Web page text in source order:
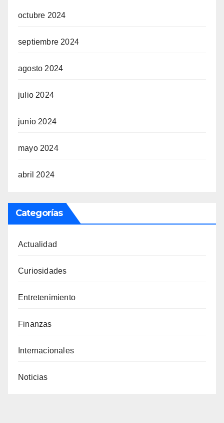
octubre 2024
septiembre 2024
agosto 2024
julio 2024
junio 2024
mayo 2024
abril 2024
Categorías
Actualidad
Curiosidades
Entretenimiento
Finanzas
Internacionales
Noticias